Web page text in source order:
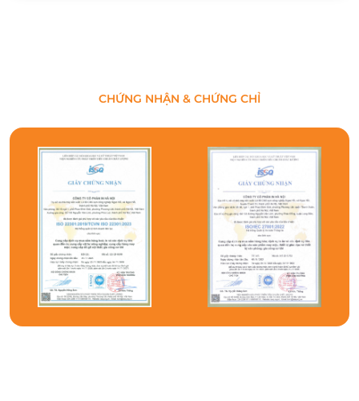
CHỨNG NHẬN & CHỨNG CHỈ